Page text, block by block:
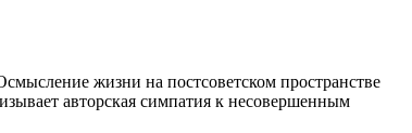
жизни на постсоветском пространстве
авторская симпатия к несовершенным